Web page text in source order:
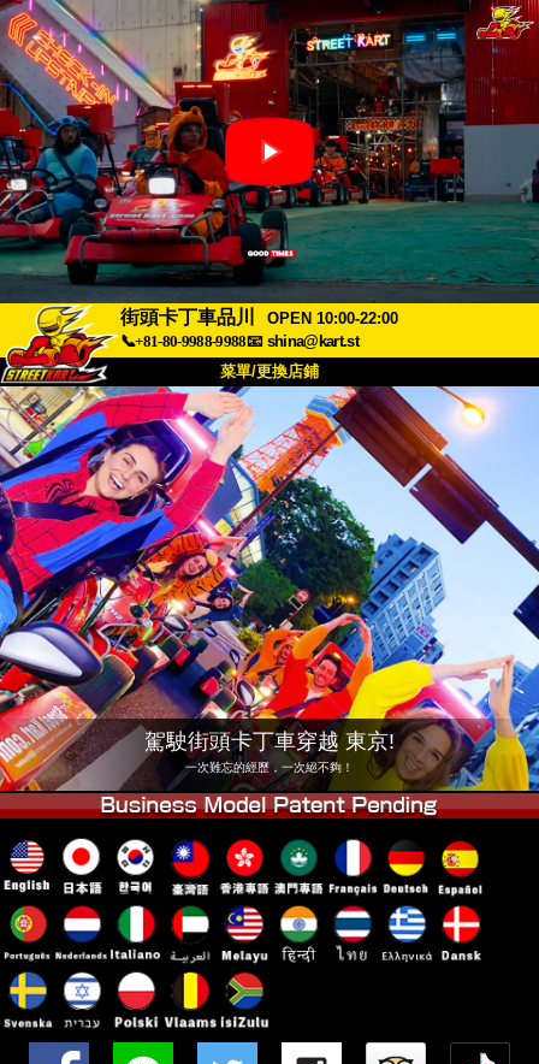
街頭卡丁車品川
OPEN 10:00-22:00
📞+81-80-9988-9988📧 shina@kart.st
菜單/更換店鋪
關於 規格 價格
交通方式 顧客聲音 常見問題
公司 預訂
更換店鋪
東京 品川 #1 東京 秋葉原 #1
東京 秋葉原 #2 東京 澀谷
東京 澀谷附店 東京灣
東京 淺草 大阪
沖繩
駕駛街頭卡丁車穿越 東京!
一次難忘的經歷，一次絕不夠！